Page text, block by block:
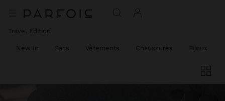
Travel Edition
New In Sacs Vêtements Chaussures Bijoux